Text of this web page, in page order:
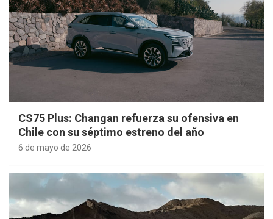
CS75 Plus: Changan refuerza su ofensiva en
Chile con su séptimo estreno del año
6 de mayo de 2026